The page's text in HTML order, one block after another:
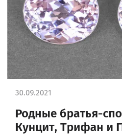
Родные братья-
Кунцит, Трифан и
30.09.2021